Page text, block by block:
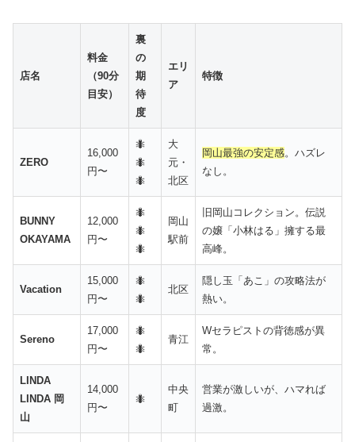
店名
料金
（90分
目安）
裏
の
期
待
度
エリ
ア
特徴
ZERO
16,000
円〜
🐜
🐜
🐜
大
元・
北区
岡山最強の安定感。ハズレ
なし。
BUNNY
OKAYAMA
12,000
円〜
🐜
🐜
🐜
岡山
駅前
旧岡山コレクション。伝説
の嬢「小林はる」擁する最
高峰。
Vacation
15,000
円〜
🐜
🐜
北区
隠し玉「あこ」の攻略法が
熱い。
Sereno
17,000
円〜
🐜
🐜
青江
Wセラピストの背徳感が異
常。
LINDA
LINDA 岡
山
14,000
円〜
🐜
中央
町
営業が激しいが、ハマれば
過激。